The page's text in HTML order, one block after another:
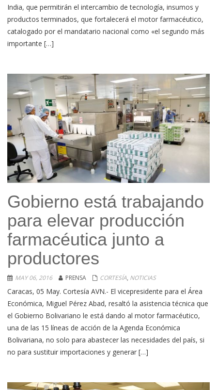
India, que permitirán el intercambio de tecnología, insumos y
productos terminados, que fortalecerá el motor farmacéutico,
catalogado por el mandatario nacional como «el segundo más
importante […]
Gobierno está trabajando
para elevar producción
farmacéutica junto a
productores
MAY 06, 2016 PRENSA CORTESÍA, NOTICIAS
Caracas, 05 May. Cortesía AVN.- El vicepresidente para el Área
Económica, Miguel Pérez Abad, resaltó la asistencia técnica que
el Gobierno Bolivariano le está dando al motor farmacéutico,
una de las 15 líneas de acción de la Agenda Económica
Bolivariana, no solo para abastecer las necesidades del país, si
no para sustituir importaciones y generar […]